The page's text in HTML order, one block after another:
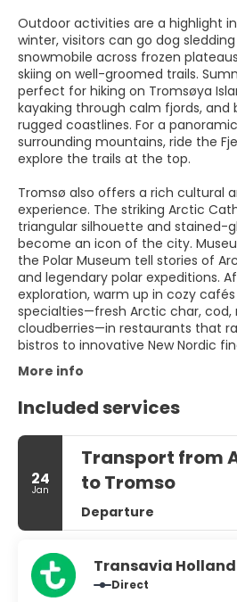
Outdoor activities are a highlight
winter, visitors can go dog
snowmobile across frozen
skiing on well-groomed trails.
perfect for hiking on Tromsøya
kayaking through calm fjords, and
rugged coastlines. For a
surrounding mountains, ride the
explore the trails at the top.
Tromsø also offers a rich cultural
experience. The striking Arctic
triangular silhouette and stained-
become an icon of the city.
the Polar Museum tell stories of
and legendary polar expeditions.
exploration, warm up in cozy
specialties—fresh Arctic char, cod,
cloudberries—in restaurants that
bistros to innovative New Nordic
More info
Included services
24
Jan
Transport from
to Tromso
Departure
Transavia Holland
Direct